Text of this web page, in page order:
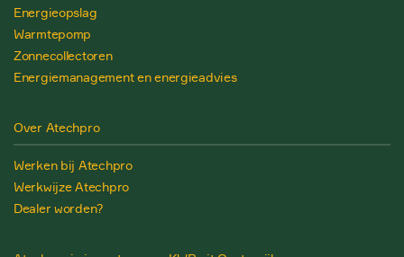
Energieopslag
Warmtepomp
Zonnecollectoren
Energiemanagement en energieadvies
Over Atechpro
Werken bij Atechpro
Werkwijze Atechpro
Dealer worden?